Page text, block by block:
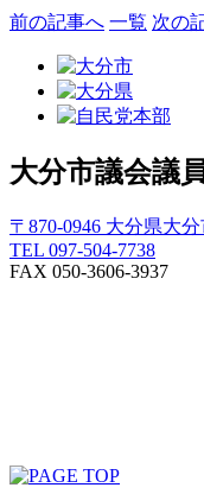
前の記事へ 一覧 次の
大分市議会議
〒870-0946 大分県大
TEL 097-504-7738
FAX 050-3606-3937